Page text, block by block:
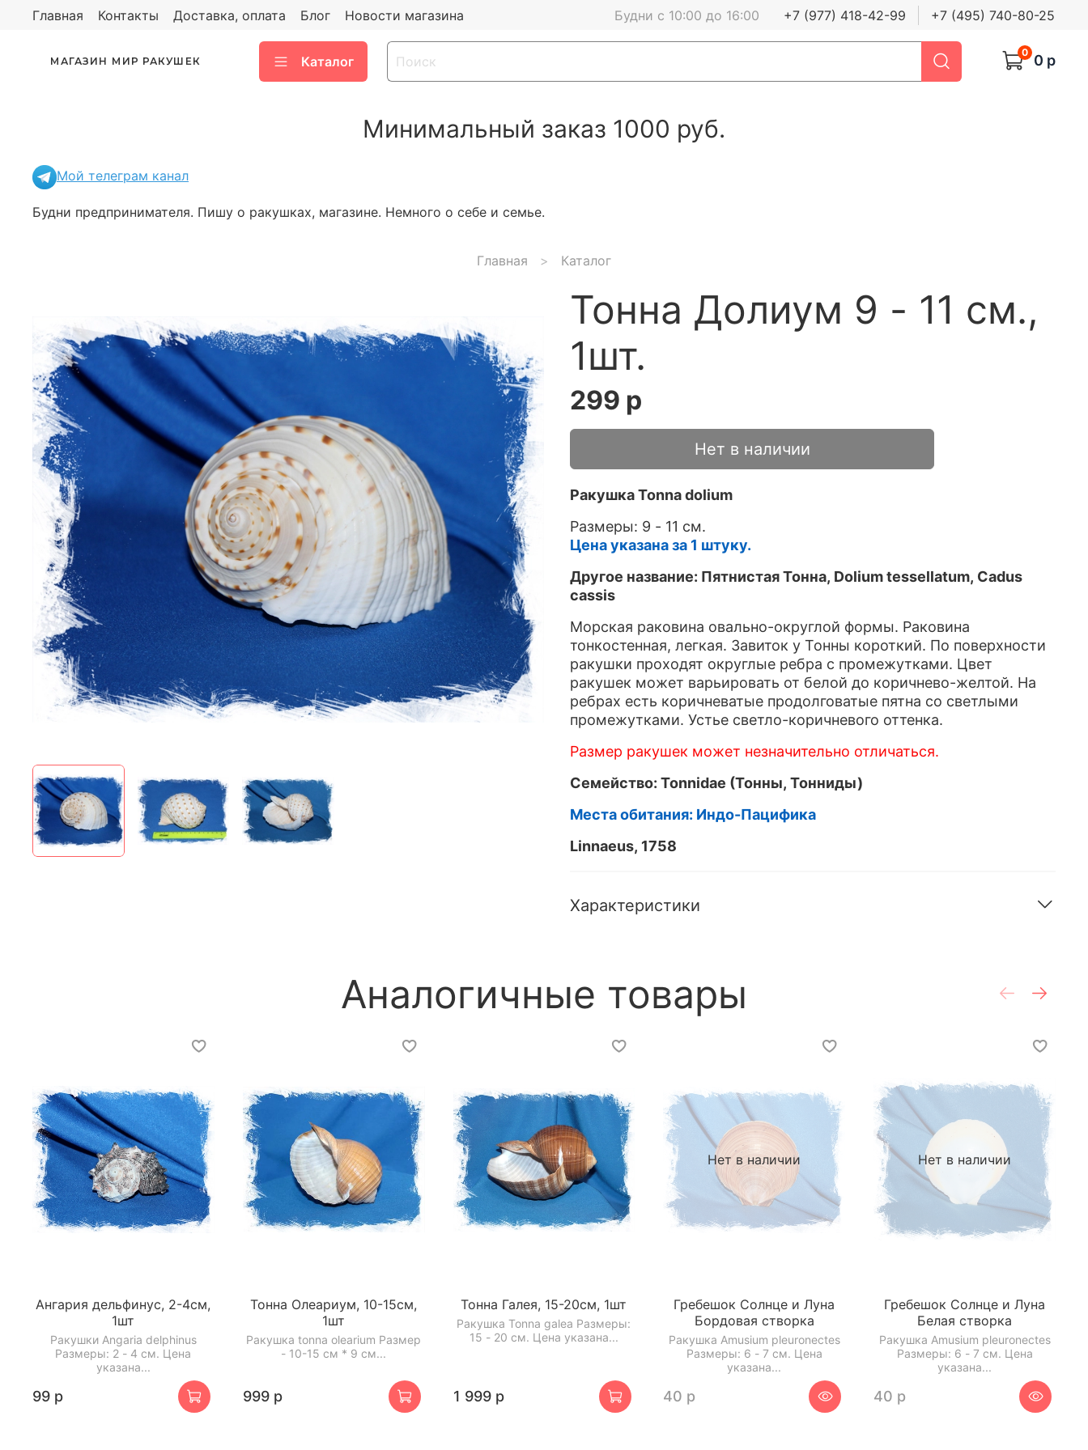
Главная Контакты Доставка, оплата Блог Новости магазина Будни с 10:00 до 16:00 +7 (977) 418-42-99 +7 (495) 740-80-25
МАГАЗИН МИР РАКУШЕК Каталог
0 0 р
Минимальный заказ 1000 руб.
Мой телеграм канал
Будни предпринимателя. Пишу о ракушках, магазине. Немного о себе и семье.
Главная Каталог
Тонна Долиум 9 - 11 см.,
1шт.
299 р
Нет в наличии
Ракушка Tonna dolium
Размеры: 9 - 11 см.
Цена указана за 1 штуку.
Другое название: Пятнистая Тонна, Dolium tessellatum, Cadus
cassis
Морская раковина овально-округлой формы. Раковина
тонкостенная, легкая. Завиток у Тонны короткий. По поверхности
ракушки проходят округлые ребра с промежутками. Цвет
ракушек может варьировать от белой до коричнево-желтой. На
ребрах есть коричневатые продолговатые пятна со светлыми
промежутками. Устье светло-коричневого оттенка.
Размер ракушек может незначительно отличаться.
Семейство: Tonnidae (Тонны, Тонниды)
Места обитания: Индо-Пацифика
Linnaeus, 1758
Характеристики
Аналогичные товары
Ангария дельфинус, 2-4см,
1шт
Ракушки Angaria delphinus
Размеры: 2 - 4 см. Цена
указана...
99 р
Тонна Олеариум, 10-15см,
1шт
Ракушка tonna olearium Размер
- 10-15 см * 9 см...
999 р
Тонна Галея, 15-20см, 1шт
Ракушка Tonna galea Размеры:
15 - 20 см. Цена указана...
1 999 р
Нет в наличии
Гребешок Солнце и Луна
Бордовая створка
Ракушка Amusium pleuronectes
Размеры: 6 - 7 см. Цена
указана...
40 р
Нет в наличии
Гребешок Солнце и Луна
Белая створка
Ракушка Amusium pleuronectes
Размеры: 6 - 7 см. Цена
указана...
40 р